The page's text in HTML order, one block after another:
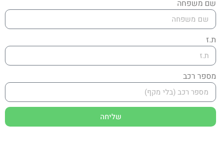
שם משפחה
ת.ז
מספר רכב
שליחה